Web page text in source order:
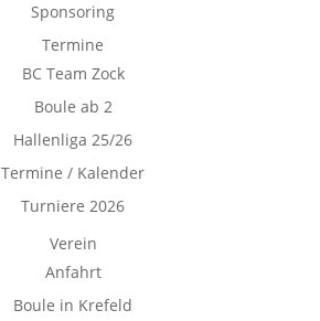
Sponsoring
Termine
BC Team Zock
Boule ab 2
Hallenliga 25/26
Termine / Kalender
Turniere 2026
Verein
Anfahrt
Boule in Krefeld